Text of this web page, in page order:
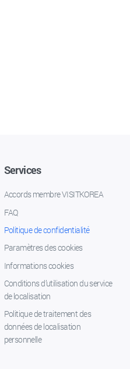
Services
Accords membre VISITKOREA
FAQ
Politique de confidentialité
Paramètres des cookies
Informations cookies
Conditions d’utilisation du service
de localisation
Politique de traitement des
données de localisation
personnelle